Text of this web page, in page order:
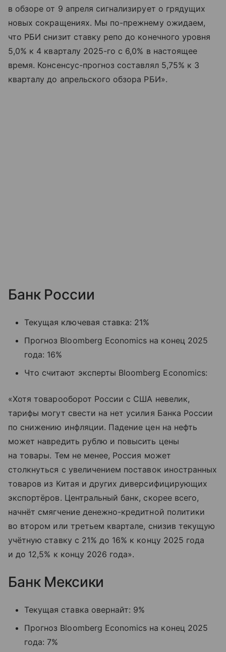
в обзоре от 9 апреля сигнализирует о грядущих
новых сокращениях. Мы по-прежнему ожидаем,
что РБИ снизит ставку репо до конечного уровня
5,0% к 4 кварталу 2025-го с 6,0% в настоящее
время. Консенсус-прогноз составлял 5,75% к 3
кварталу до апрельского обзора РБИ».
Банк России
Текущая ключевая ставка: 21%
Прогноз Bloomberg Economics на конец 2025
года: 16%
Что считают эксперты Bloomberg Economics:
«Хотя товарооборот России с США невелик,
тарифы могут свести на нет усилия Банка России
по снижению инфляции. Падение цен на нефть
может навредить рублю и повысить цены
на товары. Тем не менее, Россия может
столкнуться с увеличением поставок иностранных
товаров из Китая и других диверсифицирующих
экспортёров. Центральный банк, скорее всего,
начнёт смягчение денежно-кредитной политики
во втором или третьем квартале, снизив текущую
учётную ставку с 21% до 16% к концу 2025 года
и до 12,5% к концу 2026 года».
Банк Мексики
Текущая ставка овернайт: 9%
Прогноз Bloomberg Economics на конец 2025
года: 7%